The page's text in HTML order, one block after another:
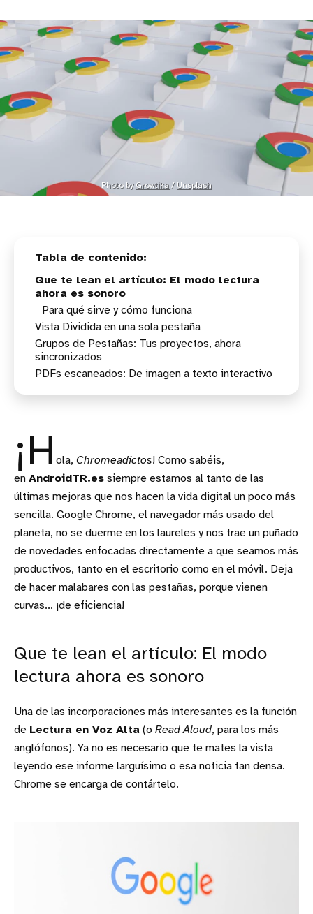
Photo by Growtika / Unsplash
Que te lean el artículo: El modo lectura
ahora es sonoro
Para qué sirve y cómo funciona
Vista Dividida en una sola pestaña
Cómo dominar la Vista Dividida
Grupos de Pestañas: Tus proyectos, ahora
sincronizados
Empieza en el PC, continúa en el Móvil
PDFs escaneados: De imagen a texto interactivo
¡H ola, Chromeadictos! Como sabéis,
en AndroidTR.es siempre estamos al tanto de las
últimas mejoras que nos hacen la vida digital un poco más
sencilla. Google Chrome, el navegador más usado del
planeta, no se duerme en los laureles y nos trae un puñado
de novedades enfocadas directamente a que seamos más
productivos, tanto en el escritorio como en el móvil. Deja
de hacer malabares con las pestañas, porque vienen
curvas... ¡de eficiencia!
Que te lean el artículo: El modo
lectura ahora es sonoro
Una de las incorporaciones más interesantes es la función
de Lectura en Voz Alta (o Read Aloud, para los más
anglófonos). Ya no es necesario que te mates la vista
leyendo ese informe larguísimo o esa noticia tan densa.
Chrome se encarga de contártelo.